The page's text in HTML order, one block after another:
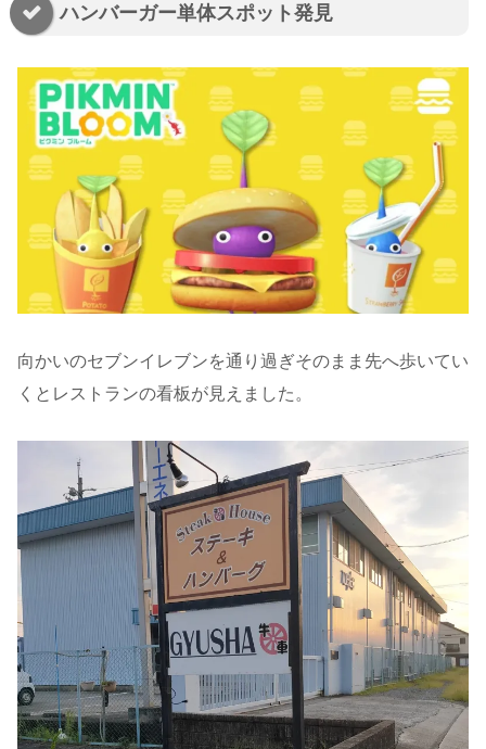
ハンバーガー単体スポット発見
向かいのセブンイレブンを通り過ぎそのまま先へ歩いてい
くとレストランの看板が見えました。